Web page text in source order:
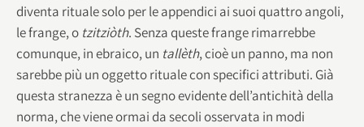
diventa rituale solo per le appendici ai suoi quattro angoli,
le frange, o tzitziòth. Senza queste frange rimarrebbe
comunque, in ebraico, un tallèth, cioè un panno, ma non
sarebbe più un oggetto rituale con specifici attributi. Già
questa stranezza è un segno evidente dell’antichità della
norma, che viene ormai da secoli osservata in modi